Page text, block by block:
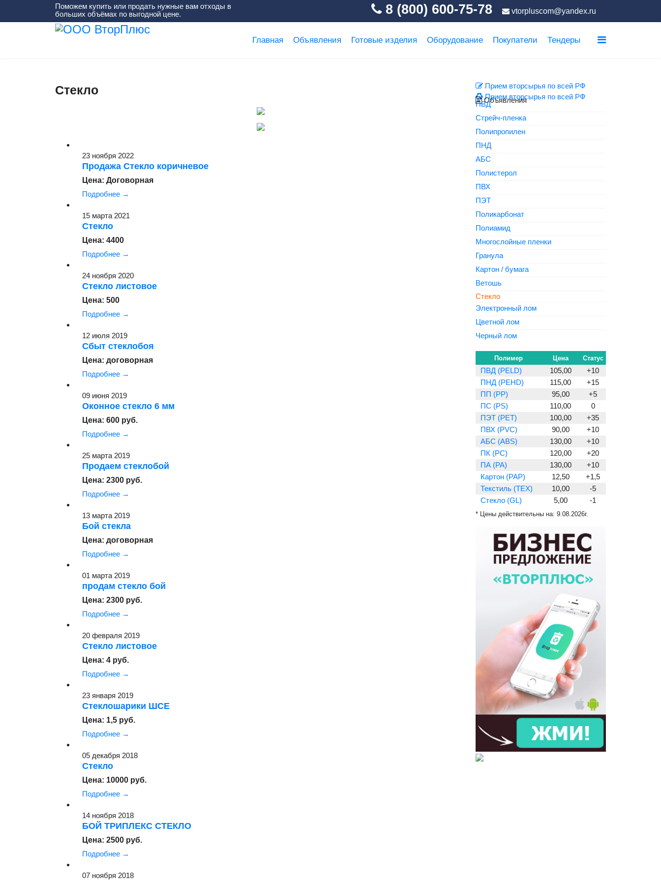
Поможем купить или продать нужные вам отходы в
больших объёмах по выгодной цене.
8 (800) 600-75-78 vtorpluscom@yandex.ru
Главная Объявления Готовые изделия Оборудование Покупатели Тендеры
Стекло
23 ноября 2022
Продажа Стекло коричневое
Цена: Договорная
Подробнее →
15 марта 2021
Стекло
Цена: 4400
Подробнее →
24 ноября 2020
Стекло листовое
Цена: 500
Подробнее →
12 июля 2019
Сбыт стеклобоя
Цена: договорная
Подробнее →
09 июня 2019
Оконное стекло 6 мм
Цена: 600 руб.
Подробнее →
25 марта 2019
Продаем стеклобой
Цена: 2300 руб.
Подробнее →
13 марта 2019
Бой стекла
Цена: договорная
Подробнее →
01 марта 2019
продам стекло бой
Цена: 2300 руб.
Подробнее →
20 февраля 2019
Стекло листовое
Цена: 4 руб.
Подробнее →
23 января 2019
Стеклошарики ШСЕ
Цена: 1,5 руб.
Подробнее →
05 декабря 2018
Стекло
Цена: 10000 руб.
Подробнее →
14 ноября 2018
БОЙ ТРИПЛЕКС СТЕКЛО
Цена: 2500 руб.
Подробнее →
07 ноября 2018
Прием вторсырья по всей РФ
Прием вторсырья по всей РФ
Объявления
ПВД
Стрейч-пленка
Полипропилен
ПНД
АБС
Полистерол
ПВХ
ПЭТ
Поликарбонат
Полиамид
Многослойные пленки
Гранула
Картон / бумага
Ветошь
Стекло
Электронный лом
Цветной лом
Черный лом
Полимер Цена Статус
ПВД (PELD) 105,00
+10
ПНД (PEHD)
115,00
+15
ПП (PP)
95,00
+5
ПС (PS)
110,00
0
ПЭТ (PET)
100,00
+35
ПВХ (PVC)
90,00
+10
АБС (ABS)
130,00
+10
ПК (PC)
120,00
+20
ПА (PA)
130,00
+10
Картон (PAP)
12,50
+1,5
Текстиль (TEX)
10,00
-5
Стекло (GL)
5,00 -1
* Цены действительны на: 9.08.2026г.